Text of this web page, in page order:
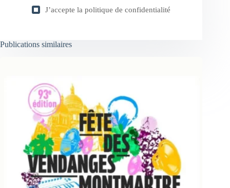
J’accepte la politique de confidentialité
Publications similaires